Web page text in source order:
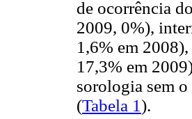
de ocorrência
2009, 0%),
1,6% em
17,3% em
sorologia sem
(Tabela 1).